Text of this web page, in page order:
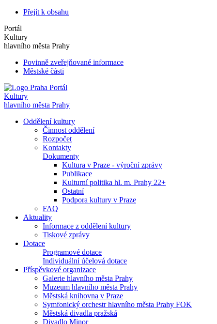
Přejít k obsahu
Portál
Kultury
hlavního města Prahy
Povinně zveřejňované informace
Městské části
Portál
Kultury
hlavního města Prahy
Oddělení kultury
Činnost oddělení
Rozpočet
Kontakty
Dokumenty
Kultura v Praze - výroční zprávy
Publikace
Kulturní politika hl. m. Prahy 22+
Ostatní
Podpora kultury v Praze
FAQ
Aktuality
Informace z oddělení kultury
Tiskové zprávy
Dotace
Programové dotace
Individuální účelová dotace
Příspěvkové organizace
Galerie hlavního města Prahy
Muzeum hlavního města Prahy
Městská knihovna v Praze
Symfonický orchestr hlavního města Prahy FOK
Městská divadla pražská
Divadlo Minor